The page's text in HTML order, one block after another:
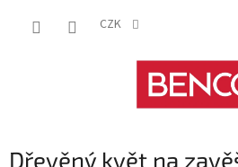
CZK
Dřevěný květ na